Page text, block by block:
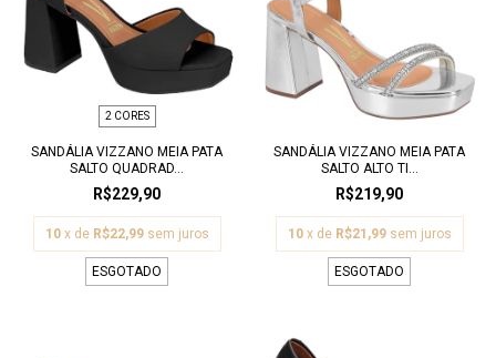
2 CORES
SANDÁLIA VIZZANO MEIA PATA
SALTO QUADRAD...
R$229,90
10 x de R$22,99 sem juros
ESGOTADO
SANDÁLIA VIZZANO MEIA PATA
SALTO ALTO TI...
R$219,90
10 x de R$21,99 sem juros
ESGOTADO